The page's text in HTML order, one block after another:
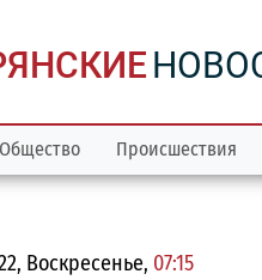
Общество Происшествия
Воскресенье, 07:15